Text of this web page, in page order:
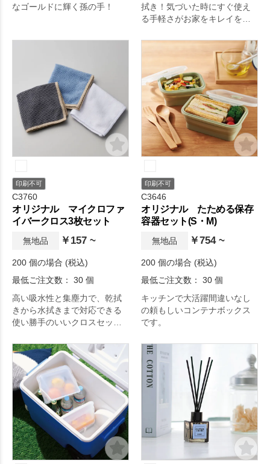
なゴールドに輝く孫の手！
拭き！気づいた時にすぐ使え
る手軽さがお家をキレイを保
印刷不可
C3760
オリジナル マイクロファ
イバークロス3枚セット
無地品 ￥157 ~
200 個の場合 (税込)
最低ご注文数： 30 個
高い吸水性と集塵力で、乾拭
きから水拭きまで対応できる
使い勝手のいいクロスセット
印刷不可
C3646
オリジナル たためる保存
容器セット(S・M)
無地品 ￥754 ~
200 個の場合 (税込)
最低ご注文数： 30 個
キッチンで大活躍間違いなし
の頼もしいコンテナボックス
です。